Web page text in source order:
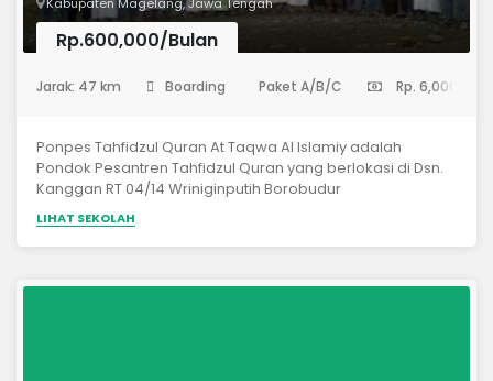
Kabupaten Magelang, Jawa Tengah
Rp.600,000/Bulan
Jarak: 47 km Boarding Paket A/B/C Rp. 6,000,000
Ponpes Tahfidzul Quran At Taqwa Al Islamiy adalah
Pondok Pesantren Tahfidzul Quran yang berlokasi di Dsn.
Kanggan RT 04/14 Wriniginputih Borobudur
Magelang.PONPES TAHFIDZUL QUR'AN AT TAQWA AL
ISLAMIY merupakan lembaga pendidikan berbasis Al-
Qur’an yang dibangun di atas pondasi iman dengan asas
LIHAT SEKOLAH